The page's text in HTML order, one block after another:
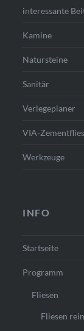
interessante
Kamine
Natursteine
Sanitär
Verlegeplaner
VIA-
Werkzeuge
INFO
Startseite
Programm
Fliesen
Fliesen